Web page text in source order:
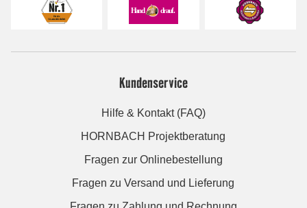
Kundenservice
Hilfe & Kontakt (FAQ)
HORNBACH Projektberatung
Fragen zur Onlinebestellung
Fragen zu Versand und Lieferung